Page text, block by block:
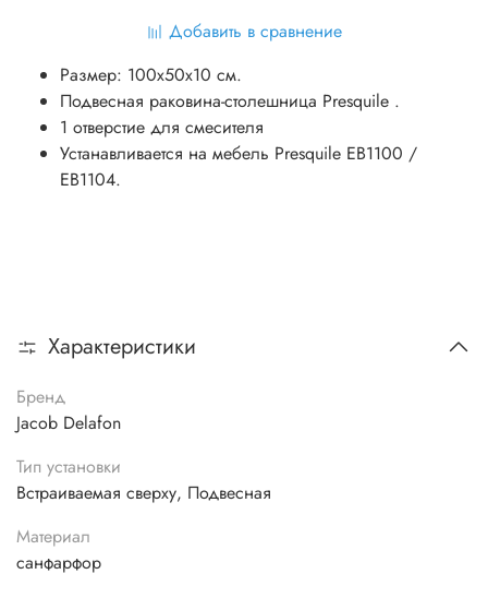
Добавить в сравнение
Размер: 100х50х10 см.
Подвесная раковина-столешница Presquile .
1 отверстие для смесителя
Устанавливается на мебель Presquile EB1100 /
EB1104.
Характеристики
Бренд
Jacob Delafon
Тип установки
Встраиваемая сверху, Подвесная
Материал
санфарфор